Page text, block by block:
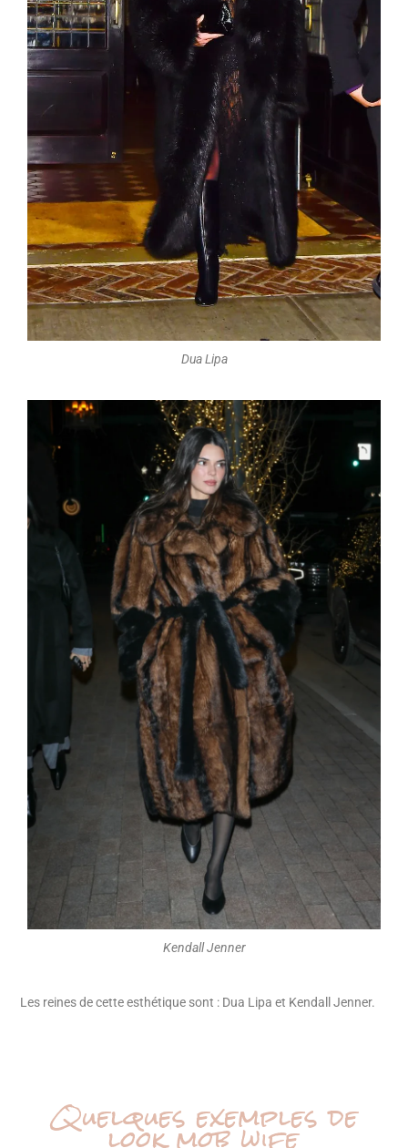
Dua Lipa
Kendall Jenner
Les reines de cette esthétique sont : Dua Lipa et Kendall Jenner.
Quelques exemples de